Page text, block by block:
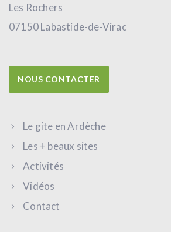
Les Rochers
07150 Labastide-de-Virac
NOUS CONTACTER
Le gite en Ardèche
Les + beaux sites
Activités
Vidéos
Contact